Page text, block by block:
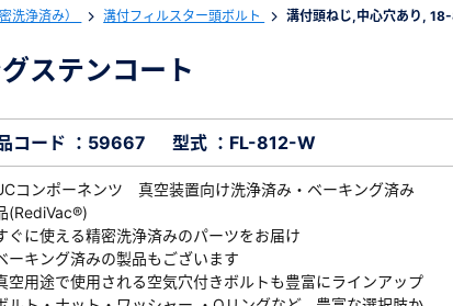
洗浄済み） 溝付フィルスター頭ボルト 溝付頭ねじ,中心穴あり,
ステンコート
コード ：59667 型式 ：FL-812-W
コンポーネンツ 真空装置向け洗浄済み・ベーキング済み
(RediVac®)
ぐに使える精密洗浄済みのパーツをお届け
ーキング済みの製品もございます
空用途で使用される空気穴付きボルトも豊富にラインアップ
※メールアドレスを忘れた方は、